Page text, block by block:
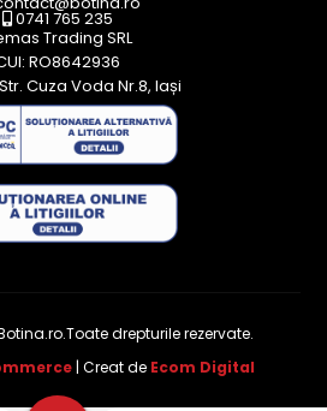
0741 765 235
Trading SRL
RO8642936
Cuza Voda Nr.8, Iași
drepturile rezervate.
| Creat de Ecom Digital